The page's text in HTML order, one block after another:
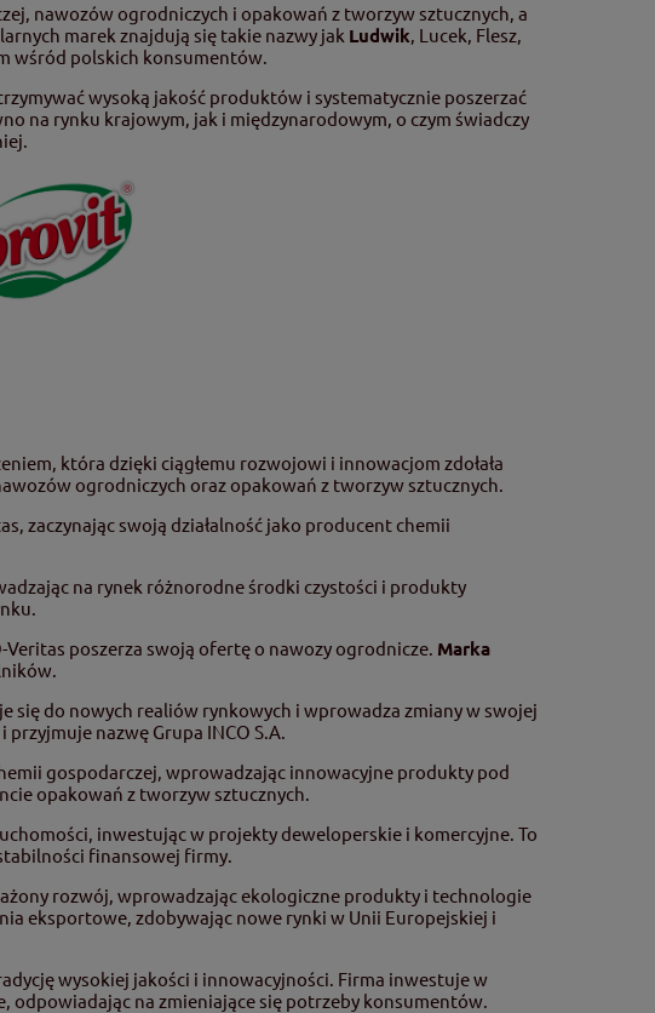
nawozów ogrodniczych i opakowań z tworzyw sztucznych, a
marek znajdują się takie nazwy jak Ludwik, Lucek, Flesz,
wśród polskich konsumentów.
wysoką jakość produktów i systematycznie poszerzać
na rynku krajowym, jak i międzynarodowym, o czym świadczy
która dzięki ciągłemu rozwojowi i innowacjom zdołała
ogrodniczych oraz opakowań z tworzyw sztucznych.
zaczynając swoją działalność jako producent chemii
na rynek różnorodne środki czystości i produkty
poszerza swoją ofertę o nawozy ogrodnicze. Marka
do nowych realiów rynkowych i wprowadza zmiany w swojej
nazwę Grupa INCO S.A.
gospodarczej, wprowadzając innowacyjne produkty pod
opakowań z tworzyw sztucznych.
inwestując w projekty deweloperskie i komercyjne. To
finansowej firmy.
rozwój, wprowadzając ekologiczne produkty i technologie
eksportowe, zdobywając nowe rynki w Unii Europejskiej i
wysokiej jakości i innowacyjności. Firma inwestuje w
na zmieniające się potrzeby konsumentów.